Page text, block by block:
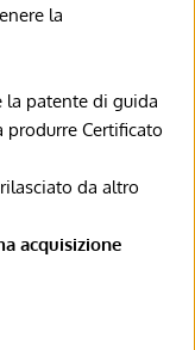
la
la patente di guida
produrre Certificato
da altro
acquisizione